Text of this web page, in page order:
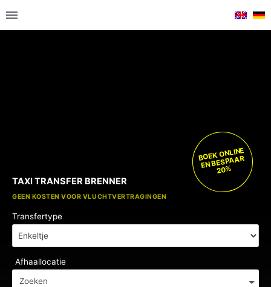
GRATIS KINDERZITJES
GEEN KOSTEN VOOR VLUCHTVERTRAGINGEN
TAXI TRANSFER BRENNER
BOEK ONLINE
EN BESPAAR
20%
Transfertype
Afhaallocatie
Zoeken